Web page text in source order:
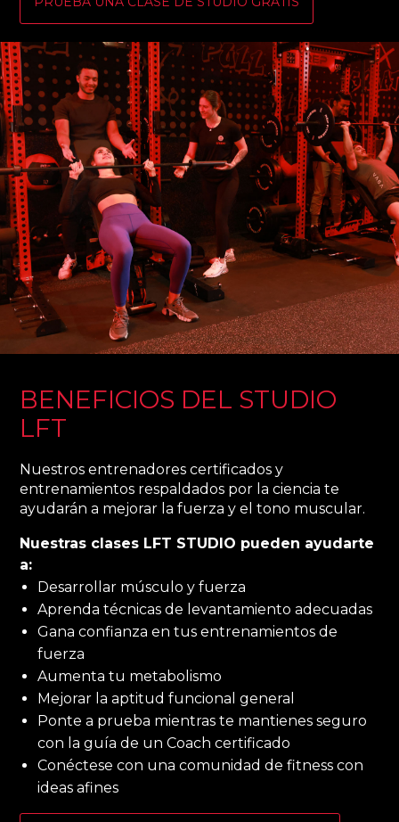
BENEFICIOS DEL STUDIO
LFT
Nuestros entrenadores certificados y
entrenamientos respaldados por la ciencia te
ayudarán a mejorar la fuerza y el tono muscular.
Nuestras clases LFT STUDIO pueden ayudarte
a:
Desarrollar músculo y fuerza
Aprenda técnicas de levantamiento adecuadas
Gana confianza en tus entrenamientos de
fuerza
Aumenta tu metabolismo
Mejorar la aptitud funcional general
Ponte a prueba mientras te mantienes seguro
con la guía de un Coach certificado
Conéctese con una comunidad de fitness con
ideas afines